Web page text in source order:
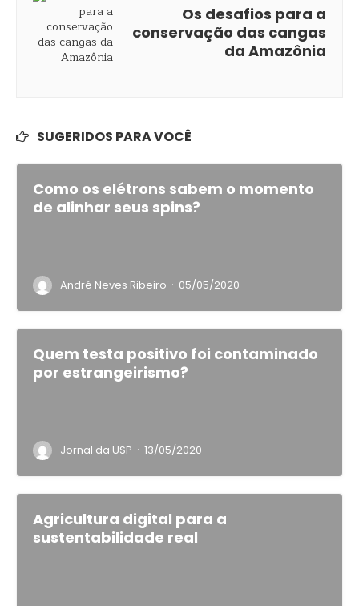
Os desafios para a
conservação das cangas
da Amazônia
SUGERIDOS PARA VOCÊ
Como os elétrons sabem o momento
de alinhar seus spins?
André Neves Ribeiro · 05/05/2020
Quem testa positivo foi contaminado
por estrangeirismo?
Jornal da USP · 13/05/2020
Agricultura digital para a
sustentabilidade real